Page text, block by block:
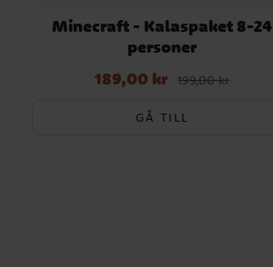
Minecraft - Kalaspaket 8-24
personer
Nuvarande pris:189,00 krTidigare pris
199,00 kr
189,00 kr 199,00 kr
GÅ TILL